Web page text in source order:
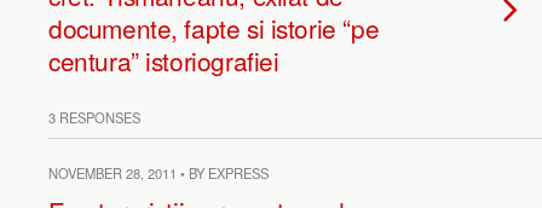
documente, fapte si istorie “pe
centura” istoriografiei
3 RESPONSES
NOVEMBER 28, 2011 • BY EXPRESS